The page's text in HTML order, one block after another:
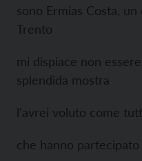
sono Ermias Costa,
Trento
mi dispiace non
splendida mostra
l'avrei voluto come
che hanno